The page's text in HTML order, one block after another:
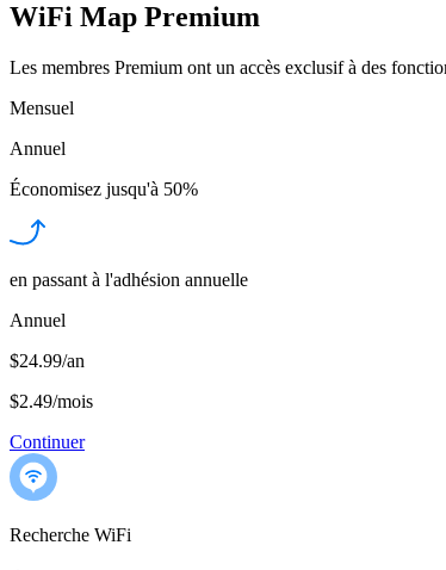
WiFi Map Premium
Les membres Premium ont un accès exclusif à des
Mensuel
Annuel
Économisez jusqu'à 50%
en passant à l'adhésion annuelle
Annuel
$24.99/an
$2.49/mois
Continuer
Recherche WiFi